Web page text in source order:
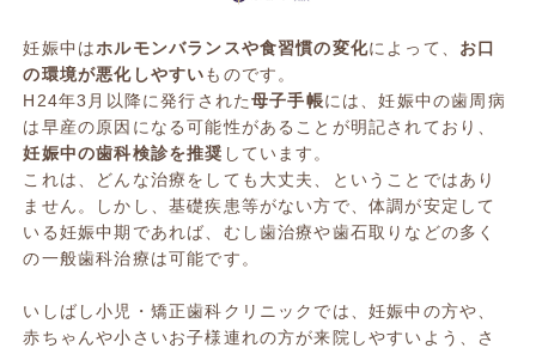
妊娠中はホルモンバランスや食習慣の変化によって、 お口
の環境が悪化しやすいものです。
H24年3月以降に発行された母子手帳には、妊娠中の歯周病
は早産の原因になる可能性があることが明記されており、
妊娠中の歯科検診を推奨 しています。
これは、どんな治療をしても大丈夫、ということではあり
ません。しかし、基礎疾患等がない方で、体調が安定して
いる妊娠中期であれば、むし歯治療や歯石取りなどの多く
の一般歯科治療は可能です。
いしばし小児・矯正歯科クリニックでは、妊娠中の方や、
赤ちゃんや小さいお子様連れの方が来院しやすいよう、さ